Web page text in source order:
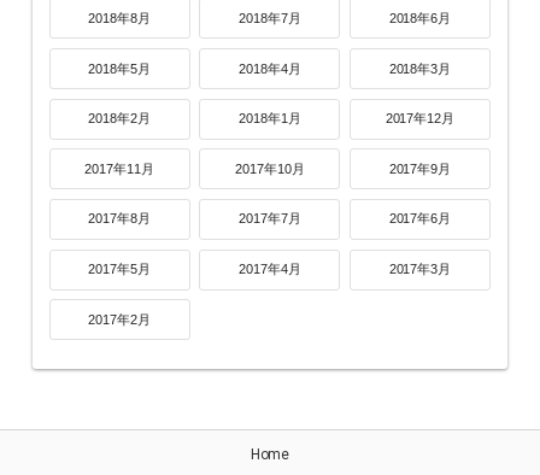
2018年8月 2018年7月 2018年6月
2018年5月 2018年4月 2018年3月
2018年2月 2018年1月 2017年12月
2017年11月 2017年10月 2017年9月
2017年8月 2017年7月 2017年6月
2017年5月 2017年4月 2017年3月
2017年2月
Home